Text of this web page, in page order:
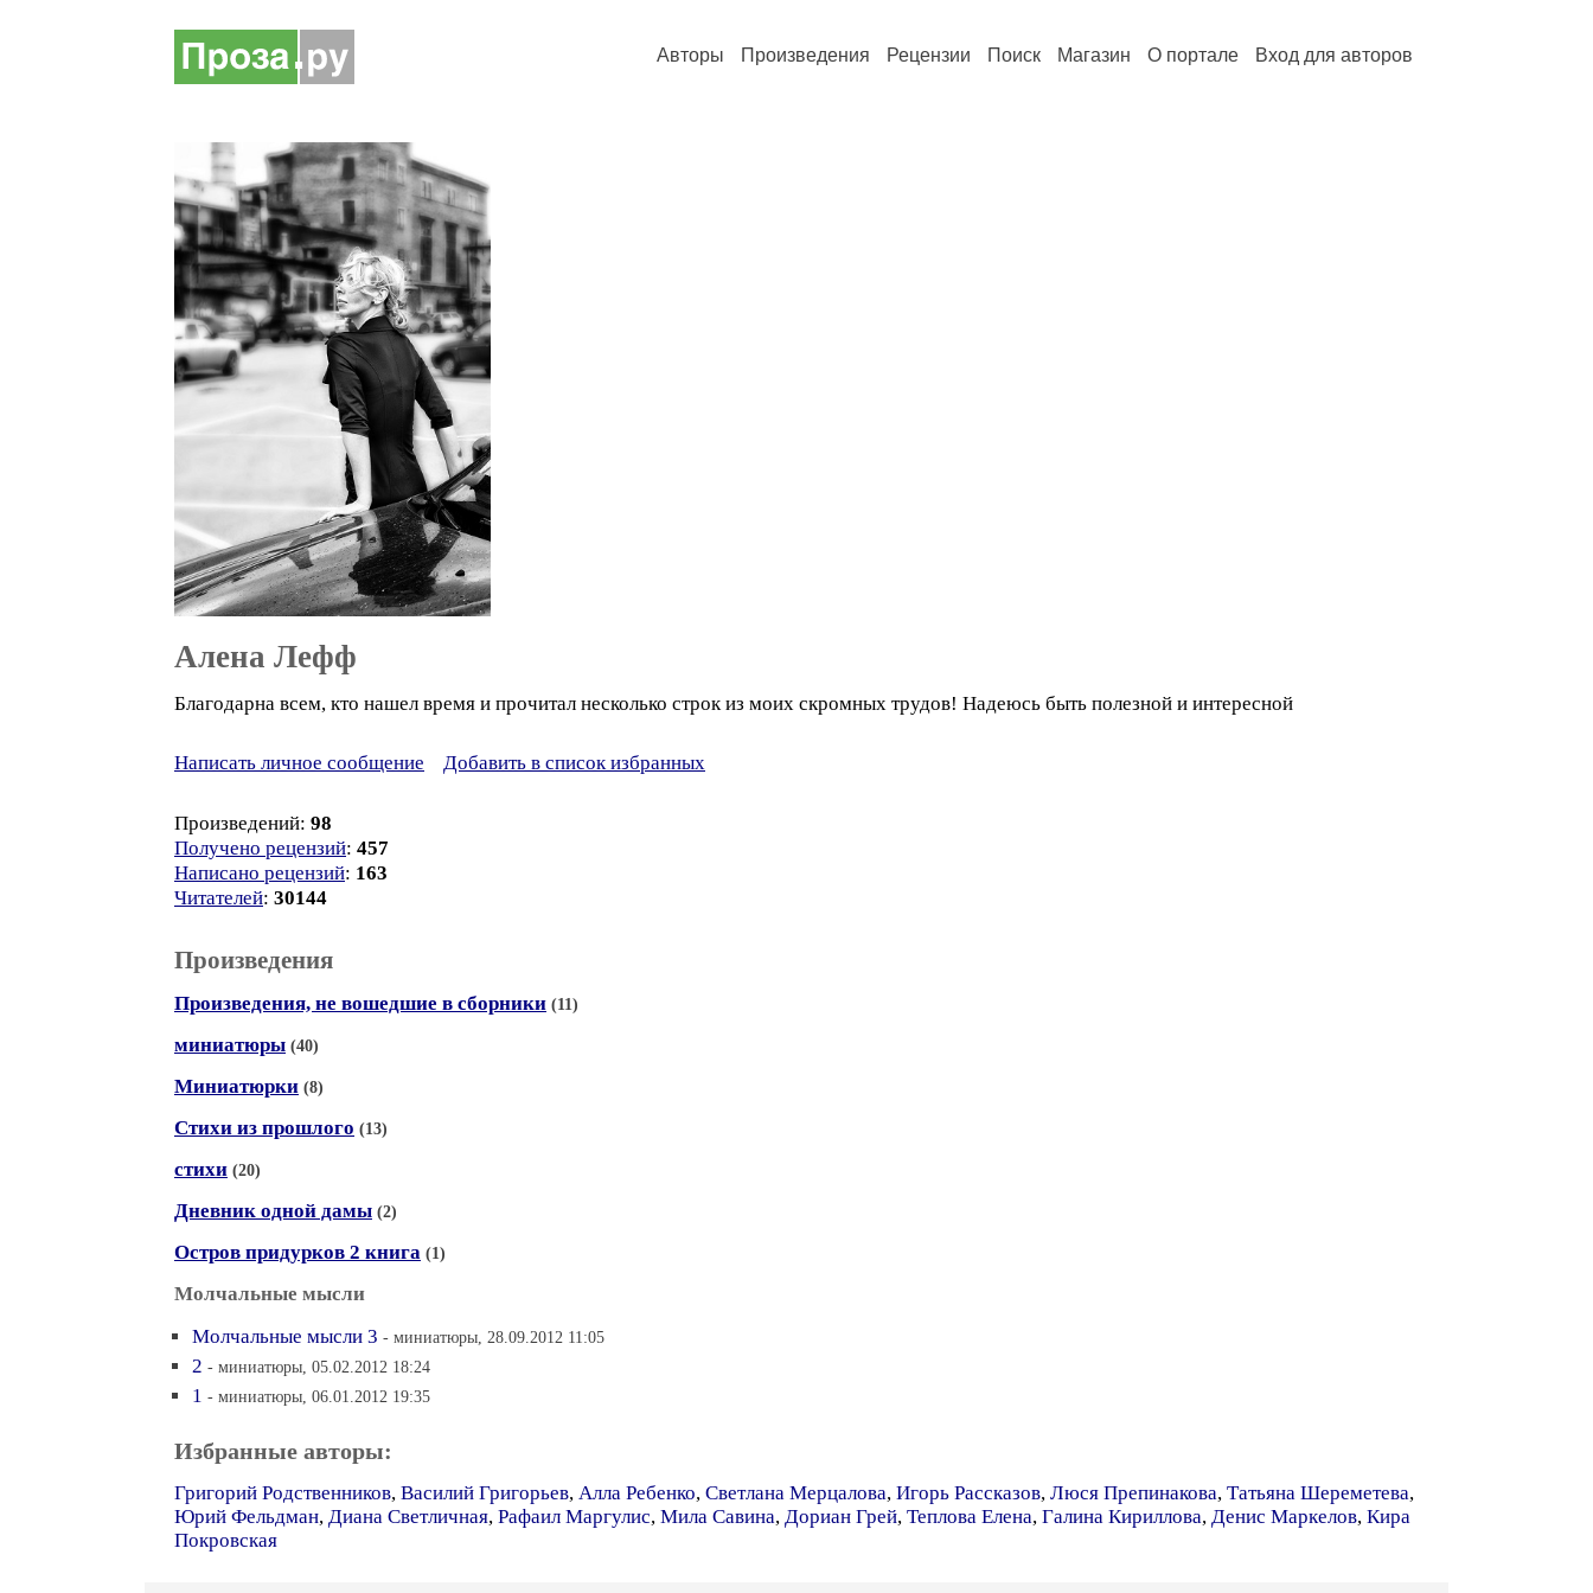
Авторы Произведения Рецензии Поиск Магазин О портале Вход для авторов
Алена Лефф
Благодарна всем, кто нашел время и прочитал несколько строк из моих скромных трудов! Надеюсь быть полезной и интересной
Написать личное сообщение Добавить в список избранных
Произведений: 98
Получено рецензий: 457
Написано рецензий: 163
Читателей: 30144
Произведения
Произведения, не вошедшие в сборники (11)
миниатюры (40)
Миниатюрки (8)
Стихи из прошлого (13)
стихи (20)
Дневник одной дамы (2)
Остров придурков 2 книга (1)
Молчальные мысли
Молчальные мысли 3 - миниатюры, 28.09.2012 11:05
2 - миниатюры, 05.02.2012 18:24
1 - миниатюры, 06.01.2012 19:35
Избранные авторы:
Григорий Родственников, Василий Григорьев, Алла Ребенко, Светлана Мерцалова, Игорь Рассказов, Люся Препинакова, Татьяна Шереметева,
Юрий Фельдман, Диана Светличная, Рафаил Маргулис, Мила Савина, Дориан Грей, Теплова Елена, Галина Кириллова, Денис Маркелов, Кира
Покровская